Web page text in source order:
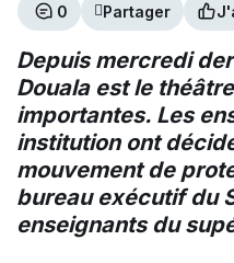
0 Partager
Depuis mercredi
Douala est le
importantes. Les
institution ont
mouvement de
bureau exécutif du
enseignants du